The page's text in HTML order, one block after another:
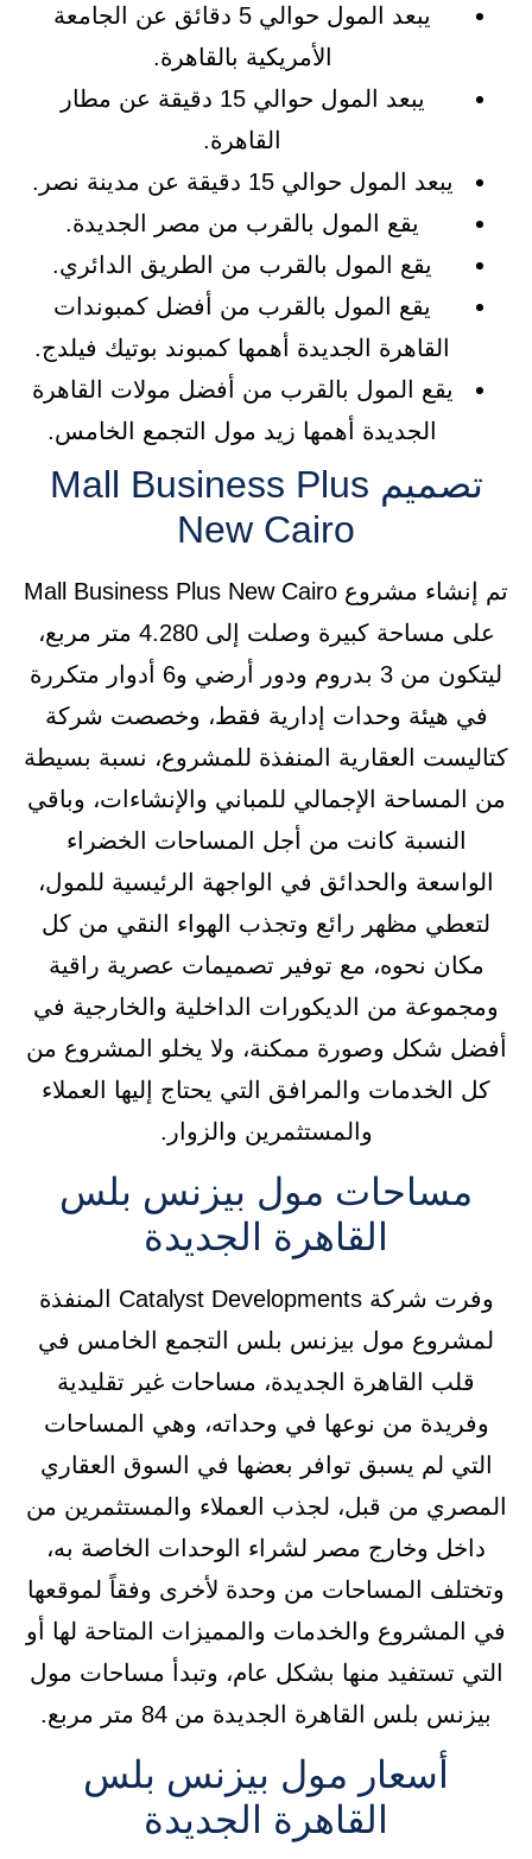
يبعد المول حوالي 5 دقائق عن الجامعة
الأمريكية بالقاهرة.
يبعد المول حوالي 15 دقيقة عن مطار
القاهرة.
يبعد المول حوالي 15 دقيقة عن مدينة نصر.
يقع المول بالقرب من مصر الجديدة.
يقع المول بالقرب من الطريق الدائري.
يقع المول بالقرب من أفضل كمبوندات
القاهرة الجديدة أهمها كمبوند بوتيك فيلدج.
يقع المول بالقرب من أفضل مولات القاهرة
الجديدة أهمها زيد مول التجمع الخامس.
تصميم Mall Business Plus
New Cairo
تم إنشاء مشروع Mall Business Plus New Cairo
على مساحة كبيرة وصلت إلى 4.280 متر مربع،
ليتكون من 3 بدروم ودور أرضي و6 أدوار متكررة
في هيئة وحدات إدارية فقط، وخصصت شركة
كتاليست العقارية المنفذة للمشروع، نسبة بسيطة
من المساحة الإجمالي للمباني والإنشاءات، وباقي
النسبة كانت من أجل المساحات الخضراء
الواسعة والحدائق في الواجهة الرئيسية للمول،
لتعطي مظهر رائع وتجذب الهواء النقي من كل
مكان نحوه، مع توفير تصميمات عصرية راقية
ومجموعة من الديكورات الداخلية والخارجية في
أفضل شكل وصورة ممكنة، ولا يخلو المشروع من
كل الخدمات والمرافق التي يحتاج إليها العملاء
والمستثمرين والزوار.
مساحات مول بيزنس بلس
القاهرة الجديدة
وفرت شركة Catalyst Developments المنفذة
لمشروع مول بيزنس بلس التجمع الخامس في
قلب القاهرة الجديدة، مساحات غير تقليدية
وفريدة من نوعها في وحداته، وهي المساحات
التي لم يسبق توافر بعضها في السوق العقاري
المصري من قبل، لجذب العملاء والمستثمرين من
داخل وخارج مصر لشراء الوحدات الخاصة به،
وتختلف المساحات من وحدة لأخرى وفقاً لموقعها
في المشروع والخدمات والمميزات المتاحة لها أو
التي تستفيد منها بشكل عام، وتبدأ مساحات مول
بيزنس بلس القاهرة الجديدة من 84 متر مربع.
أسعار مول بيزنس بلس
القاهرة الجديدة